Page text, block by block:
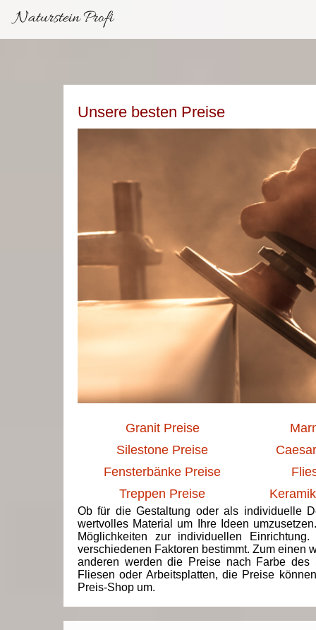
Naturstein Profi
Unsere besten Preise
Granit Preise
Silestone Preise
Fensterbänke Preise
Treppen Preise
Ob für die Gestaltung oder als individuelle
wertvolles Material um Ihre Ideen
Möglichkeiten zur individuellen
verschiedenen Faktoren bestimmt. Zum einen
anderen werden die Preise nach Farbe des
Fliesen oder Arbeitsplatten, die Preise
Preis-Shop um.